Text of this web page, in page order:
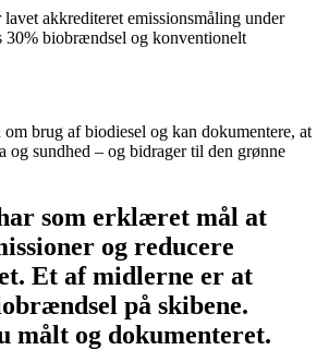
akkrediteret emissionsmåling under
30% biobrændsel og konventionelt
brug af biodiesel og kan dokumentere, at
og sundhed – og bidrager til den grønne
som erklæret mål at
og reducere
Et af midlerne er at
på skibene.
målt og dokumenteret.